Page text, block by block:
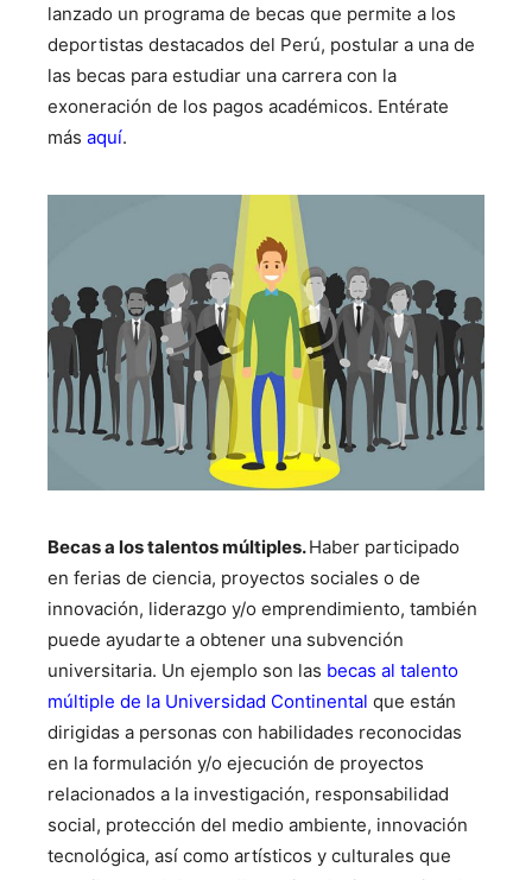
lanzado un programa de becas que permite a los
deportistas destacados del Perú, postular a una de
las becas para estudiar una carrera con la
exoneración de los pagos académicos. Entérate
más aquí.
Becas a los talentos múltiples.Haber participado
en ferias de ciencia, proyectos sociales o de
innovación, liderazgo y/o emprendimiento, también
puede ayudarte a obtener una subvención
universitaria. Un ejemplo son las becas al talento
múltiple de la Universidad Continental que están
dirigidas a personas con habilidades reconocidas
en la formulación y/o ejecución de proyectos
relacionados a la investigación, responsabilidad
social, protección del medio ambiente, innovación
tecnológica, así como artísticos y culturales que